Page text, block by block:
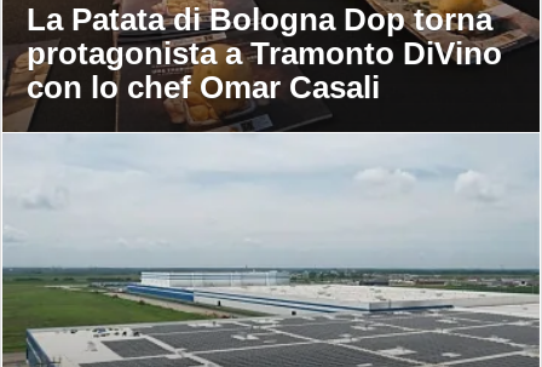
La Patata di Bologna Dop torna
protagonista a Tramonto DiVino
con lo chef Omar Casali